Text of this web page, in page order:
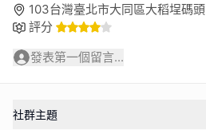
103台灣臺北市大同區大稻埕碼頭
評分
發表第一個留言...
社群主題